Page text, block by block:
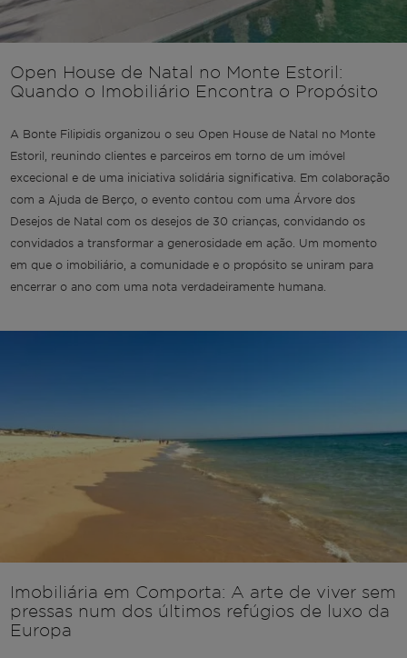
Open House de Natal no Monte Estoril:
Quando o Imobiliário Encontra o Propósito
A Bonte Filipidis organizou o seu Open House de Natal no Monte
Estoril, reunindo clientes e parceiros em torno de um imóvel
excecional e de uma iniciativa solidária significativa. Em colaboração
com a Ajuda de Berço, o evento contou com uma Árvore dos
Desejos de Natal com os desejos de 30 crianças, convidando os
convidados a transformar a generosidade em ação. Um momento
em que o imobiliário, a comunidade e o propósito se uniram para
encerrar o ano com uma nota verdadeiramente humana.
Imobiliária em Comporta: A arte de viver sem
pressas num dos últimos refúgios de luxo da
Europa